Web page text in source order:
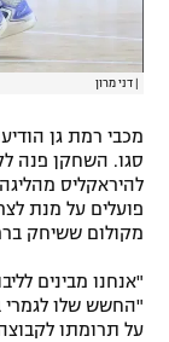
רשיון להקרנה
הצטרפות
לוח דרושים –
תגיות
דני מרון
מכבי רמת גן
סגו. השחקן פנה
להיראקליס
פועלים על מנת
מקולום ששיחק
"אנחנו מבינים
"החשש שלו לגמרי
על תרומתו